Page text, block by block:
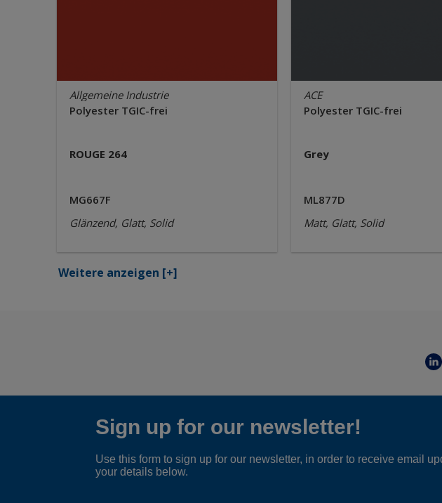
Allgemeine Industrie
Polyester TGIC-frei
ROUGE 264
MG667F
Glänzend, Glatt, Solid
ACE
Polyester TGIC-frei
Grey
ML877D
Matt, Glatt, Solid
Weitere anzeigen [+]